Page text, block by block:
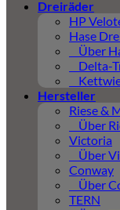
Dreiräder
HP
Hase
Über
Delta-
Hersteller
Riese &
Über
Victoria
Über
Conway
Über
TERN